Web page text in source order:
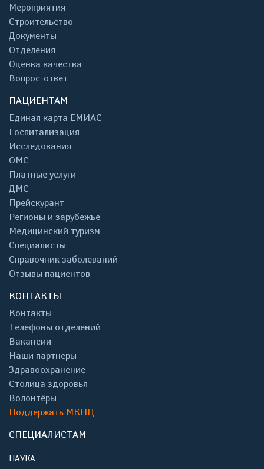
Мероприятия
Строительство
Документы
Отделения
Оценка качества
Вопрос-ответ
ПАЦИЕНТАМ
Единая карта ЕМИАС
Госпитализация
Исследования
ОМС
Платные услуги
ДМС
Прейскурант
Регионы и зарубежье
Медицинский туризм
Специалисты
Справочник заболеваний
Отзывы пациентов
КОНТАКТЫ
Контакты
Телефоны отделений
Вакансии
Наши партнеры
Здравоохранение
Столица здоровья
Волонтёры
Поддержать МКНЦ
СПЕЦИАЛИСТАМ
НАУКА